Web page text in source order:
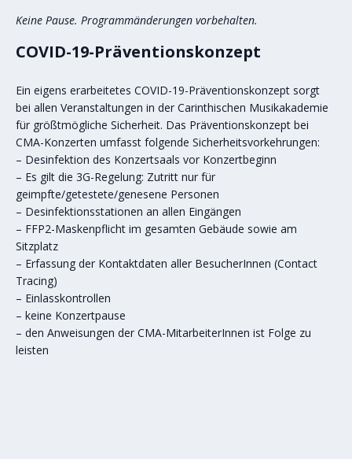
Keine Pause. Programmänderungen vorbehalten.
COVID-19-Präventionskonzept
Ein eigens erarbeitetes COVID-19-Präventionskonzept sorgt
bei allen Veranstaltungen in der Carinthischen Musikakademie
für größtmögliche Sicherheit. Das Präventionskonzept bei
CMA-Konzerten umfasst folgende Sicherheitsvorkehrungen:
– Desinfektion des Konzertsaals vor Konzertbeginn
– Es gilt die 3G-Regelung: Zutritt nur für
geimpfte/getestete/genesene Personen
– Desinfektionsstationen an allen Eingängen
– FFP2-Maskenpflicht im gesamten Gebäude sowie am
Sitzplatz
– Erfassung der Kontaktdaten aller BesucherInnen (Contact
Tracing)
– Einlasskontrollen
– keine Konzertpause
– den Anweisungen der CMA-MitarbeiterInnen ist Folge zu
leisten